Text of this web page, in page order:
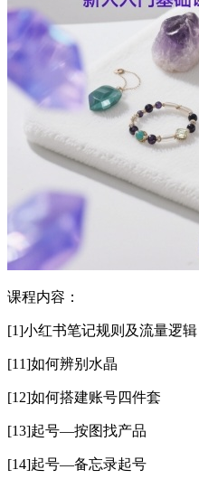
课程内容：
[1]小红书笔记规则及流量逻辑
[11]如何辨别水晶
[12]如何搭建账号四件套
[13]起号—按图找产品
[14]起号—备忘录起号